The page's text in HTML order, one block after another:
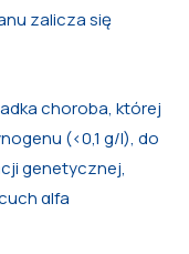
zalicza się
choroba, której
(<0,1 g/l), do
genetycznej,
αlfa